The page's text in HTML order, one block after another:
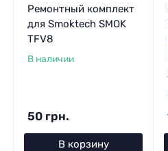
Ремонтный комплект
для Smoktech SMOK
TFV8
В наличии
50 грн.
В корзину